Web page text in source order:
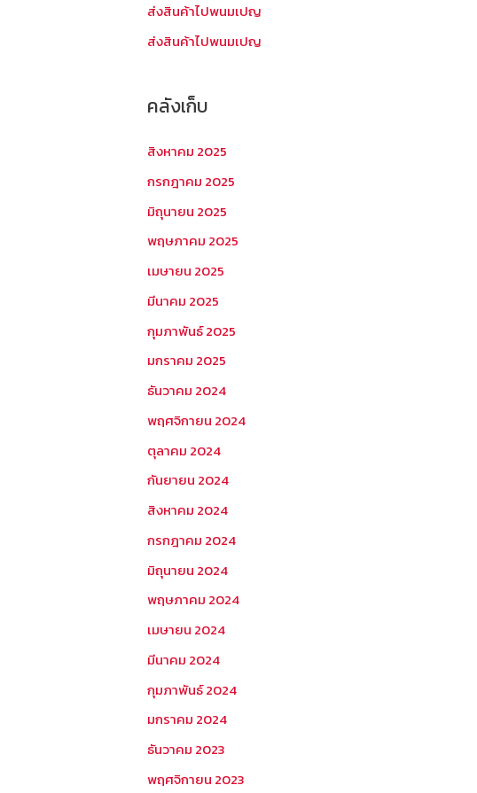
ส่งสินค้าไปพนมเปญ
ส่งสินค้าไปพนมเปญ
คลังเก็บ
สิงหาคม 2025
กรกฎาคม 2025
มิถุนายน 2025
พฤษภาคม 2025
เมษายน 2025
มีนาคม 2025
กุมภาพันธ์ 2025
มกราคม 2025
ธันวาคม 2024
พฤศจิกายน 2024
ตุลาคม 2024
กันยายน 2024
สิงหาคม 2024
กรกฎาคม 2024
มิถุนายน 2024
พฤษภาคม 2024
เมษายน 2024
มีนาคม 2024
กุมภาพันธ์ 2024
มกราคม 2024
ธันวาคม 2023
พฤศจิกายน 2023